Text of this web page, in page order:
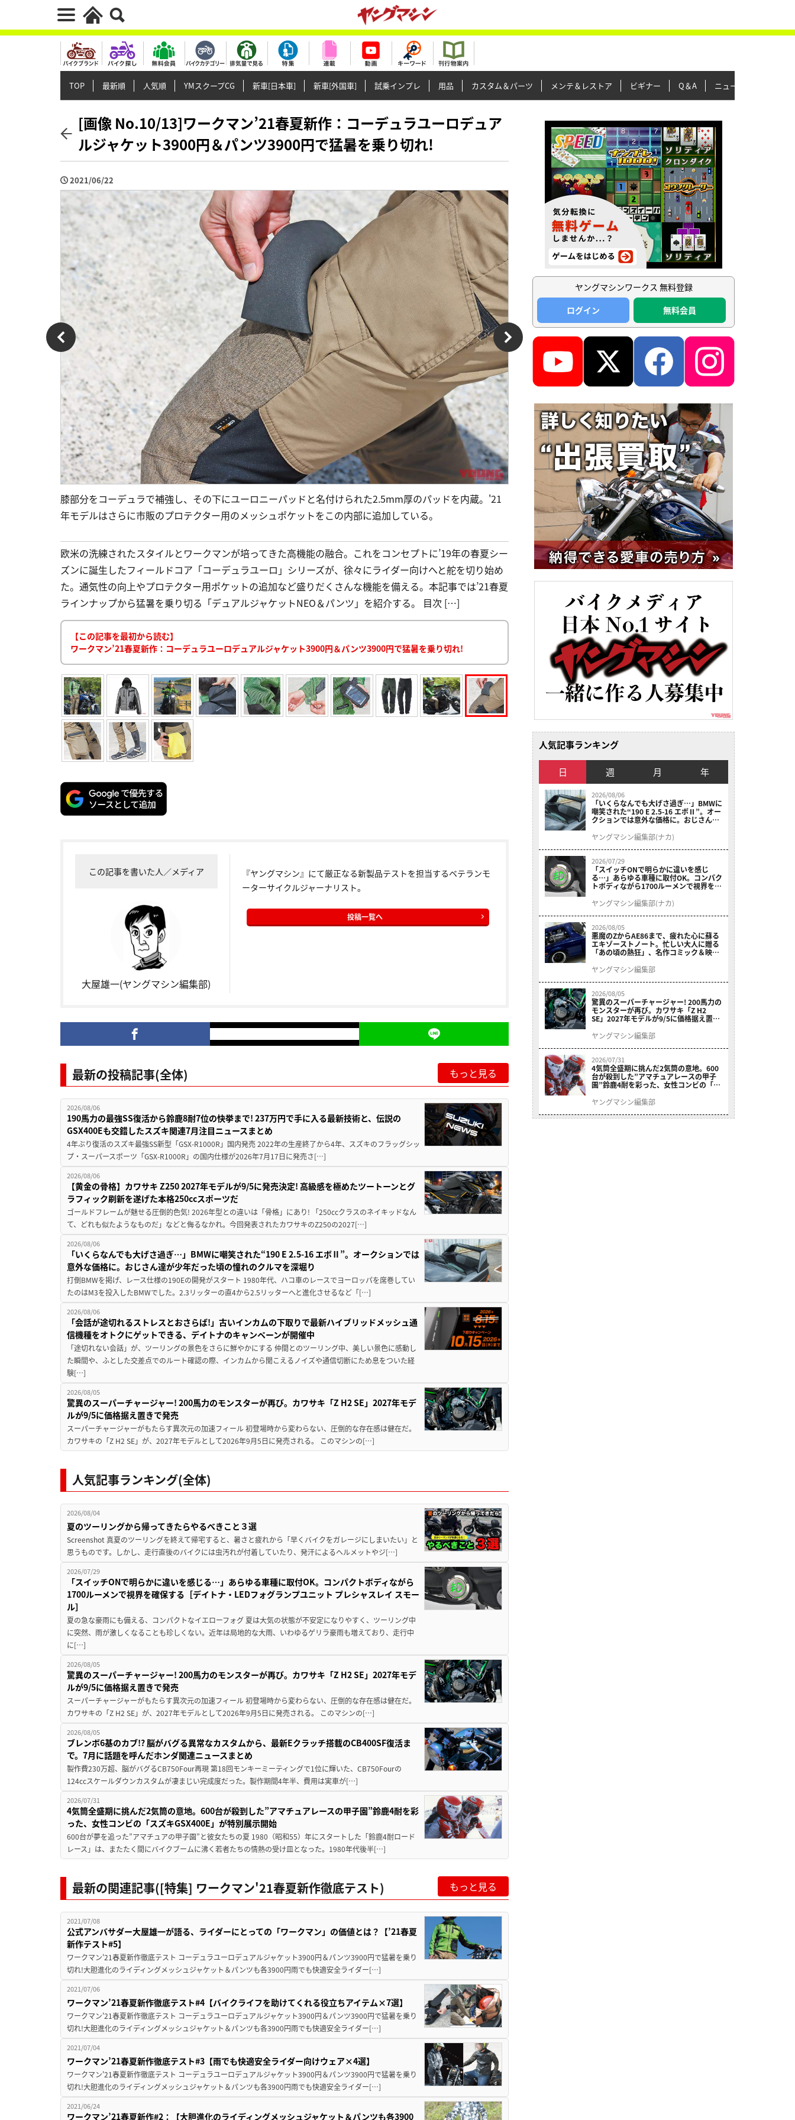
TOP 最新順 人気順 YMスクープCG 新車[日本車] 新車[外国車] 試乗インプレ 用品 カスタム＆パーツ メンテ＆レストア ビギナー Q＆A ニュース＆トピックス
[画像 No.10/13]ワークマン’21春夏新作：コーデュラユーロデュア
ルジャケット3900円＆パンツ3900円で猛暑を乗り切れ!
2021/06/22
膝部分をコーデュラで補強し、その下にユーロニーパッドと名付けられた2.5mm厚のパッドを内蔵。'21
年モデルはさらに市販のプロテクター用のメッシュポケットをこの内部に追加している。
欧米の洗練されたスタイルとワークマンが培ってきた高機能の融合。これをコンセプトに’19年の春夏シー
ズンに誕生したフィールドコア「コーデュラユーロ」シリーズが、徐々にライダー向けへと舵を切り始め
た。通気性の向上やプロテクター用ポケットの追加など盛りだくさんな機能を備える。本記事では’21春夏
ラインナップから猛暑を乗り切る「デュアルジャケットNEO＆パンツ」を紹介する。 目次 […]
【この記事を最初から読む】
ワークマン’21春夏新作：コーデュラユーロデュアルジャケット3900円＆パンツ3900円で猛暑を乗り切れ!
この記事を書いた人／メディア
大屋雄一(ヤングマシン編集部)
『ヤングマシン』にて厳正なる新製品テストを担当するベテランモ
ーターサイクルジャーナリスト。
投稿一覧へ
最新の投稿記事(全体) もっと見る
2026/08/06
190馬力の最強SS復活から鈴鹿8耐7位の快挙まで! 237万円で手に入る最新技術と、伝説の
GSX400Eも交錯したスズキ関連7月注目ニュースまとめ
4年ぶり復活のスズキ最強SS新型「GSX-R1000R」国内発売 2022年の生産終了から4年、スズキのフラッグシッ
プ・スーパースポーツ「GSX-R1000R」の国内仕様が2026年7月17日に発売さ[…]
2026/08/06
【黄金の骨格】カワサキ Z250 2027年モデルが9/5に発売決定! 高級感を極めたツートーンとグ
ラフィック刷新を遂げた本格250ccスポーツだ
ゴールドフレームが魅せる圧倒的色気! 2026年型との違いは「骨格」にあり! 「250ccクラスのネイキッドなん
て、どれも似たようなものだ」などと侮るなかれ。今回発表されたカワサキのZ250の2027[…]
2026/08/06
「いくらなんでも大げさ過ぎ…」BMWに嘲笑された“190 E 2.5-16 エボⅡ”。オークションでは
意外な価格に。おじさん達が少年だった頃の憧れのクルマを深堀り
打倒BMWを掲げ、レース仕様の190Eの開発がスタート 1980年代、ハコ車のレースでヨーロッパを席巻してい
たのはM3を投入したBMWでした。2.3リッターの直4から2.5リッターへと進化させるなど「[…]
2026/08/06
「会話が途切れるストレスとおさらば!」古いインカムの下取りで最新ハイブリッドメッシュ通
信機種をオトクにゲットできる、デイトナのキャンペーンが開催中
「途切れない会話」が、ツーリングの景色をさらに鮮やかにする 仲間とのツーリング中、美しい景色に感動し
た瞬間や、ふとした交差点でのルート確認の際、インカムから聞こえるノイズや通信切断にため息をついた経
験[…]
2026/08/05
驚異のスーパーチャージャー! 200馬力のモンスターが再び。カワサキ「Z H2 SE」2027年モデ
ルが9/5に価格据え置きで発売
スーパーチャージャーがもたらす異次元の加速フィール 初登場時から変わらない、圧倒的な存在感は健在だ。
カワサキの「Z H2 SE」が、2027年モデルとして2026年9月5日に発売される。 このマシンの[…]
人気記事ランキング(全体)
2026/08/04
夏のツーリングから帰ってきたらやるべきこと３選
Screenshot 真夏のツーリングを終えて帰宅すると、暑さと疲れから「早くバイクをガレージにしまいたい」と
思うものです。しかし、走行直後のバイクには虫汚れが付着していたり、発汗によるヘルメットやジ[…]
2026/07/29
「スイッチONで明らかに違いを感じる…」あらゆる車種に取付OK。コンパクトボディながら
1700ルーメンで視界を確保する［デイトナ・LEDフォグランプユニット プレシャスレイ スモー
ル］
夏の急な豪雨にも備える、コンパクトなイエローフォグ 夏は大気の状態が不安定になりやすく、ツーリング中
に突然、雨が激しくなることも珍しくない。近年は局地的な大雨、いわゆるゲリラ豪雨も増えており、走行中
に[…]
2026/08/05
驚異のスーパーチャージャー! 200馬力のモンスターが再び。カワサキ「Z H2 SE」2027年モデ
ルが9/5に価格据え置きで発売
スーパーチャージャーがもたらす異次元の加速フィール 初登場時から変わらない、圧倒的な存在感は健在だ。
カワサキの「Z H2 SE」が、2027年モデルとして2026年9月5日に発売される。 このマシンの[…]
2026/08/05
ブレンボ6基のカブ!? 脳がバグる異常なカスタムから、最新Eクラッチ搭載のCB400SF復活ま
で。7月に話題を呼んだホンダ関連ニュースまとめ
製作費230万超、脳がバグるCB750Four再現 第18回モンキーミーティングで1位に輝いた、CB750Fourの
124ccスケールダウンカスタムが凄まじい完成度だった。製作期間4年半、費用は実車が[…]
2026/07/31
4気筒全盛期に挑んだ2気筒の意地。600台が殺到した”アマチュアレースの甲子園”鈴鹿4耐を彩
った、女性コンビの「スズキGSX400E」が特別展示開始
600台が夢を追った”アマチュアの甲子園”と彼女たちの夏 1980（昭和55）年にスタートした「鈴鹿4耐ロード
レース」は、またたく間にバイクブームに沸く若者たちの情熱の受け皿となった。1980年代後半[…]
最新の関連記事([特集] ワークマン'21春夏新作徹底テスト) もっと見る
2021/07/08
公式アンバサダー大屋雄一が語る、ライダーにとっての「ワークマン」の価値とは？【’21春夏
新作テスト#5】
ワークマン'21春夏新作徹底テスト コーデュラユーロデュアルジャケット3900円＆パンツ3900円で猛暑を乗り
切れ!大胆進化のライディングメッシュジャケット＆パンツも各3900円雨でも快適安全ライダー[…]
2021/07/06
ワークマン’21春夏新作徹底テスト#4【バイクライフを助けてくれる役立ちアイテム×7選】
ワークマン'21春夏新作徹底テスト コーデュラユーロデュアルジャケット3900円＆パンツ3900円で猛暑を乗り
切れ!大胆進化のライディングメッシュジャケット＆パンツも各3900円雨でも快適安全ライダー[…]
2021/07/04
ワークマン’21春夏新作徹底テスト#3【雨でも快適安全ライダー向けウェア×4選】
ワークマン'21春夏新作徹底テスト コーデュラユーロデュアルジャケット3900円＆パンツ3900円で猛暑を乗り
切れ!大胆進化のライディングメッシュジャケット＆パンツも各3900円雨でも快適安全ライダー[…]
2021/06/24
ワークマン’21春夏新作#2：【大胆進化のライディングメッシュジャケット＆パンツも各3900
ヤングマシンワークス 無料登録
ログイン
無料会員
人気記事ランキング
日 週 月 年
2026/08/06
「いくらなんでも大げさ過ぎ…」BMWに
嘲笑された“190 E 2.5-16 エボⅡ”。オー
クションでは意外な価格に。おじさん達
ヤングマシン編集部(ナカ)
2026/07/29
「スイッチONで明らかに違いを感じ
る…」あらゆる車種に取付OK。コンパク
トボディながら1700ルーメンで視界を確
ニット プレシャスレイ スモール］
ヤングマシン編集部(ナカ)
2026/08/05
悪魔のZからAE86まで、疲れた心に蘇る
エキゾーストノート。忙しい大人に贈る
「あの頃の熱狂」、名作コミック＆映画
結！
ヤングマシン編集部
2026/08/05
驚異のスーパーチャージャー! 200馬力の
モンスターが再び。カワサキ「Z H2
SE」2027年モデルが9/5に価格据え置き
ヤングマシン編集部
2026/07/31
4気筒全盛期に挑んだ2気筒の意地。600
台が殺到した”アマチュアレースの甲子
園”鈴鹿4耐を彩った、女性コンビの「ス
ヤングマシン編集部